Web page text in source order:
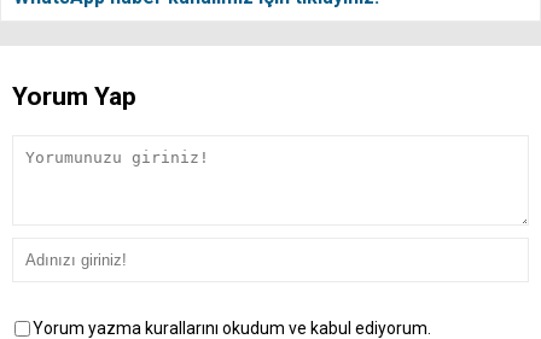
Yorum Yap
Yorum yazma kurallarını okudum ve kabul ediyorum.